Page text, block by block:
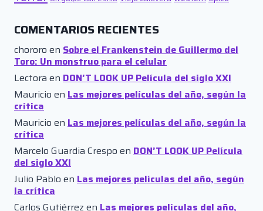
COMENTARIOS RECIENTES
chororo en Sobre el Frankenstein de Guillermo del
Toro: Un monstruo para el celular
Lectora en DON’T LOOK UP Película del siglo XXI
Mauricio en Las mejores películas del año, según la
crítica
Mauricio en Las mejores películas del año, según la
crítica
Marcelo Guardia Crespo en DON’T LOOK UP Película
del siglo XXI
Julio Pablo en Las mejores películas del año, según
la crítica
Carlos Gutiérrez en Las mejores películas del año,